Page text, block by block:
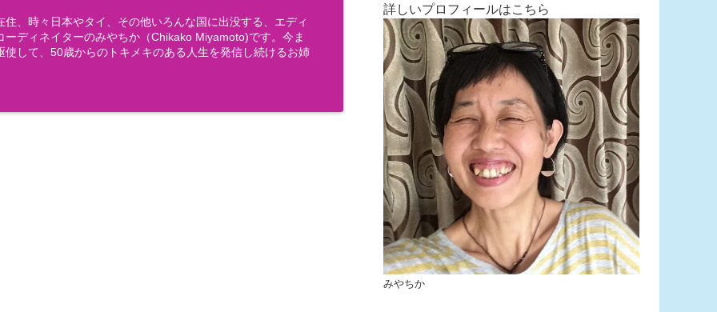
住、時々日本やタイ、その他いろんな国に出没する、エディ
ーディネイターのみやちか（Chikako Miyamoto)です。今ま
使して、50歳からのトキメキのある人生を発信し続けるお姉
詳しいプロフィールはこちら
みやちか